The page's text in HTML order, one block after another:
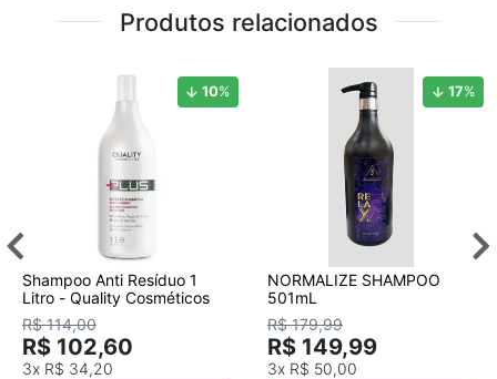
Produtos relacionados
10%
Shampoo Anti Resíduo 1
Litro - Quality Cosméticos
R$ 114,00
R$ 102,60
3x R$ 34,20
17%
NORMALIZE SHAMPOO
501mL
R$ 179,99
R$ 149,99
3x R$ 50,00